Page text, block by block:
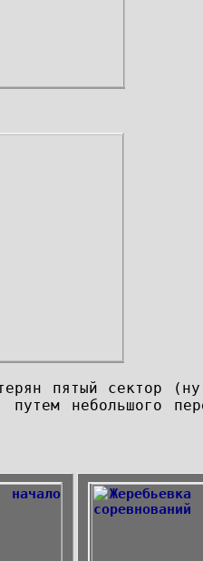
пятый сектор
небольшого